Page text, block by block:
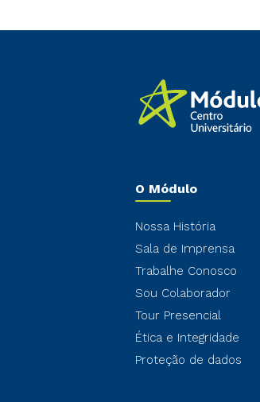
O Módulo
Nossa História
Sala de Imprensa
Trabalhe Conosco
Sou Colaborador
Tour Presencial
Ética e Integridade
Proteção de dados